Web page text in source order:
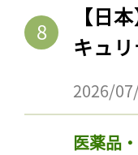
【日
キュ
2026/
医薬品